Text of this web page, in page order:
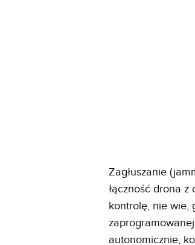
Zagłuszanie
łączność drona
kontrolę, nie wie,
autonomicznie,